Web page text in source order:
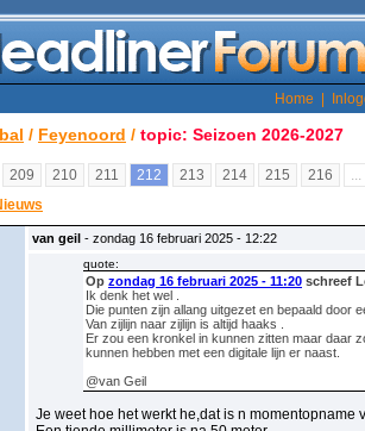
Home
/ Feyenoord / topic: Seizoen 2026-2027
209 210 211 212 213 214 215 216
...
van geil - zondag 16 februari 2025 - 12:22
quote:
Op zondag 16 februari 2025 - 11:20 schreef
Ik denk het wel .
Die punten zijn allang uitgezet en bepaald door
Van zijlijn naar zijlijn is altijd haaks .
Er zou een kronkel in kunnen zitten maar daar
kunnen hebben met een digitale lijn er naast.
@van Geil
Je weet hoe het werkt he,dat is n momentopname